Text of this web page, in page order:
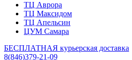
ТЦ Аврора
ТЦ Максидом
ТЦ Апельсин
ЦУМ Самара
БЕСПЛАТНАЯ курьерская доставка
8(846)379-21-09